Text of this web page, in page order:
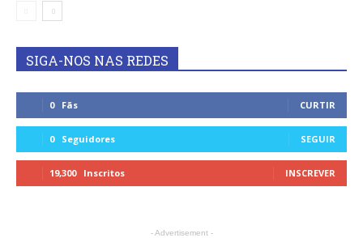
SIGA-NOS NAS REDES
0 Fãs CURTIR
0 Seguidores SEGUIR
19,300 Inscritos INSCREVER
- Advertisement -